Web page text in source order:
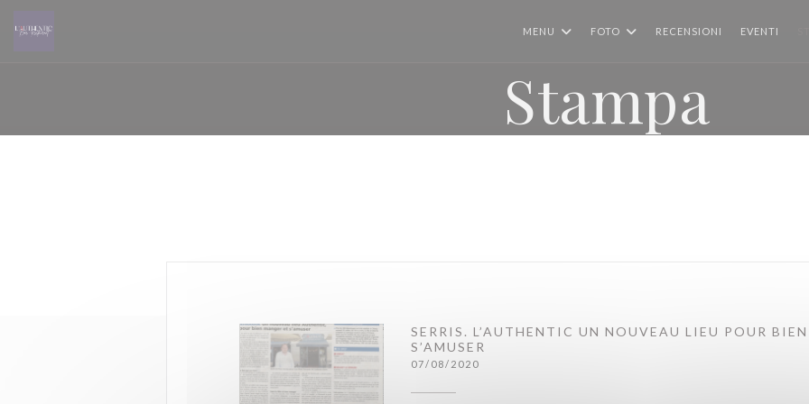
MENU FOTO RECENSIONI EVENTI
Stampa
SERRIS. L’AUTHENTIC UN NOUVEAU LIEU POUR
S’AMUSER
07/08/2020